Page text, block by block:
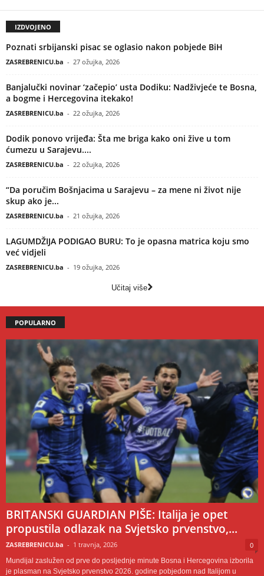
IZDVOJENO
Poznati srbijanski pisac se oglasio nakon pobjede BiH
ZASREBRENICU.ba - 27 ožujka, 2026
Banjalučki novinar ‘začepio’ usta Dodiku: Nadživjeće te Bosna,
a bogme i Hercegovina itekako!
ZASREBRENICU.ba - 22 ožujka, 2026
Dodik ponovo vrijeđa: Šta me briga kako oni žive u tom
ćumezu u Sarajevu....
ZASREBRENICU.ba - 22 ožujka, 2026
“Da poručim Bošnjacima u Sarajevu – za mene ni život nije
skup ako je...
ZASREBRENICU.ba - 21 ožujka, 2026
LAGUMDŽIJA PODIGAO BURU: To je opasna matrica koju smo
već vidjeli
ZASREBRENICU.ba - 19 ožujka, 2026
Učitaj više
POPULARNO
BRITANSKI GUARDIAN PIŠE: Italija je opet
propustila odlazak na Svjetsko prvenstvo,...
ZASREBRENICU.ba - 1 travnja, 2026 0
Mundijal zaslužen od prve do posljednje minute Bosna i Hercegovina izborila
je plasman na Svjetsko prvenstvo 2026. godine pobjedom nad Italijom u